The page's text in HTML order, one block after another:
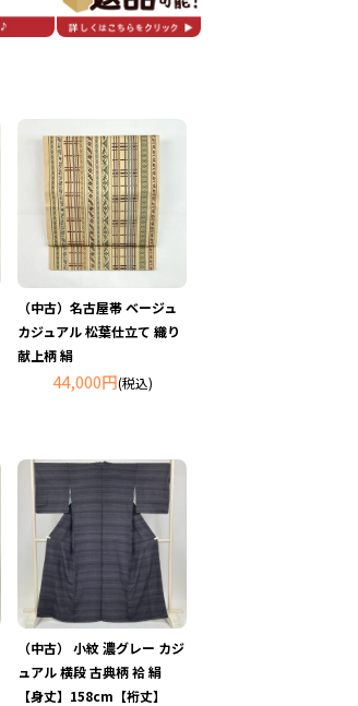
（中古）名古屋帯 ベージュ
カジュアル 松葉仕立て 織り
献上柄 絹
44,000円(税込)
（中古） 小紋 濃グレー カジ
ュアル 横段 古典柄 袷 絹
【身丈】158cm【裄丈】